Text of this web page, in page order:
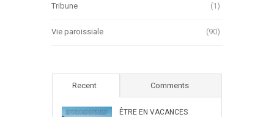
Tribune (1)
Vie paroissiale (90)
Recent Comments
ÊTRE EN VACANCES